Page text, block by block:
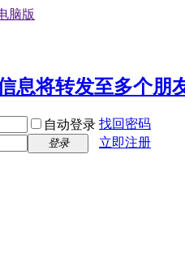
脑版
自动登录 找回密码
登录 立即注册